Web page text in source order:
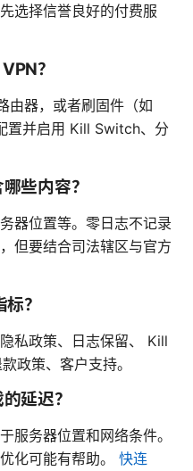
选择信誉良好的付费服
？
由器，或者刷固件（如
置并启用 Kill Switch、分
些内容？
器位置等。零日志不记录
但要结合司法辖区与官方
？
私政策、日志保留、 Kill
政策、客户支持。
延迟？
服务器位置和网络条件。
化可能有帮助。 快连